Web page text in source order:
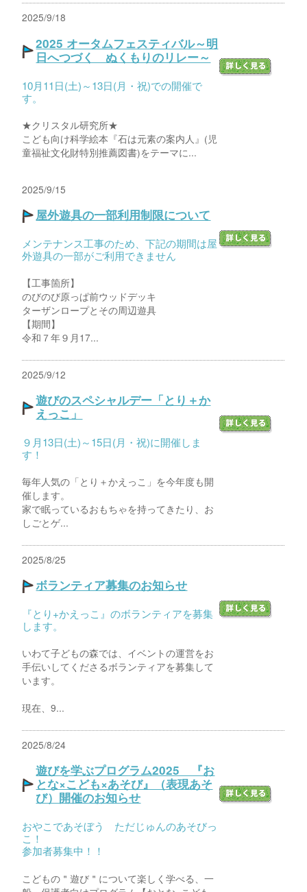
2025/9/18
2025 オータムフェスティバル～明
日へつづく ぬくもりのリレー～
10月11日(土)～13日(月・祝)での開催で
す。
★クリスタル研究所★
こども向け科学絵本『石は元素の案内人』(児
童福祉文化財特別推薦図書)をテーマに...
2025/9/15
屋外遊具の一部利用制限について
メンテナンス工事のため、下記の期間は屋
外遊具の一部がご利用できません
【工事箇所】
のびのび原っぱ前ウッドデッキ
ターザンロープとその周辺遊具
【期間】
令和７年９月17...
2025/9/12
遊びのスペシャルデー「とり＋か
えっこ」
９月13日(土)～15日(月・祝)に開催しま
す！
毎年人気の「とり＋かえっこ」を今年度も開
催します。
家で眠っているおもちゃを持ってきたり、お
しごとゲ...
2025/8/25
ボランティア募集のお知らせ
『とり+かえっこ』のボランティアを募集
します。
いわて子どもの森では、イベントの運営をお
手伝いしてくださるボランティアを募集して
います。
現在、9...
2025/8/24
遊びを学ぶプログラム2025 『お
とな×こども×あそび』（表現あそ
び）開催のお知らせ
おやこであそぼう ただじゅんのあそびっ
こ！
参加者募集中！！
こどもの＂遊び＂について楽しく学べる、一